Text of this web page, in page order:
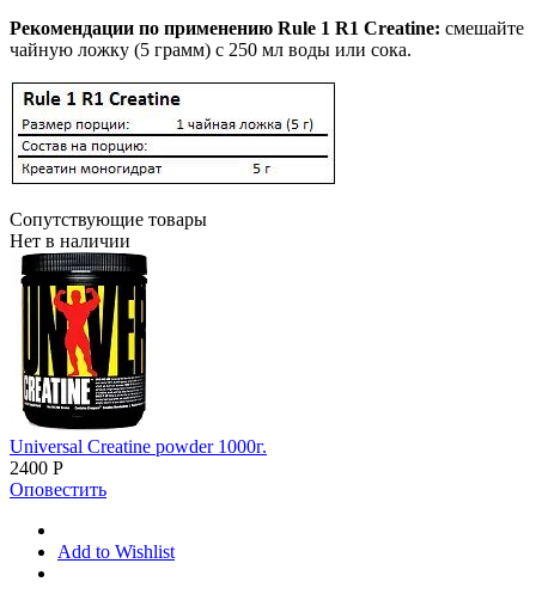
Рекомендации по применению Rule 1 R1 Creatine: смешайте
чайную ложку (5 грамм) с 250 мл воды или сока.
Сопутствующие товары
Нет в наличии
Universal Creatine powder 1000г.
2400 Р
Оповестить
Add to Wishlist